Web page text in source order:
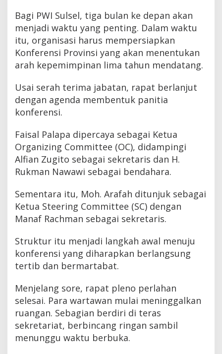
Bagi PWI Sulsel, tiga bulan ke depan akan
menjadi waktu yang penting. Dalam waktu
itu, organisasi harus mempersiapkan
Konferensi Provinsi yang akan menentukan
arah kepemimpinan lima tahun mendatang.
Usai serah terima jabatan, rapat berlanjut
dengan agenda membentuk panitia
konferensi.
Faisal Palapa dipercaya sebagai Ketua
Organizing Committee (OC), didampingi
Alfian Zugito sebagai sekretaris dan H.
Rukman Nawawi sebagai bendahara.
Sementara itu, Moh. Arafah ditunjuk sebagai
Ketua Steering Committee (SC) dengan
Manaf Rachman sebagai sekretaris.
Struktur itu menjadi langkah awal menuju
konferensi yang diharapkan berlangsung
tertib dan bermartabat.
Menjelang sore, rapat pleno perlahan
selesai. Para wartawan mulai meninggalkan
ruangan. Sebagian berdiri di teras
sekretariat, berbincang ringan sambil
menunggu waktu berbuka.